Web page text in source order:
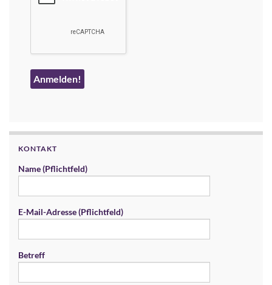
KONTAKT
Name (Pflichtfeld)
E-Mail-Adresse (Pflichtfeld)
Betreff